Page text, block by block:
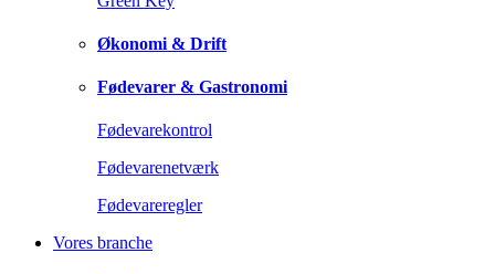
Økonomi & Drift
Fødevarer & Gastronomi
Fødevarekontrol
Fødevarenetværk
Fødevareregler
Vores branche